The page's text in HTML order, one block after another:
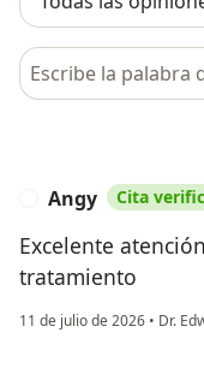
Busca en opiniones
Angy Cita
Excelente
tratamiento
11 de julio de 2026 • Dr.